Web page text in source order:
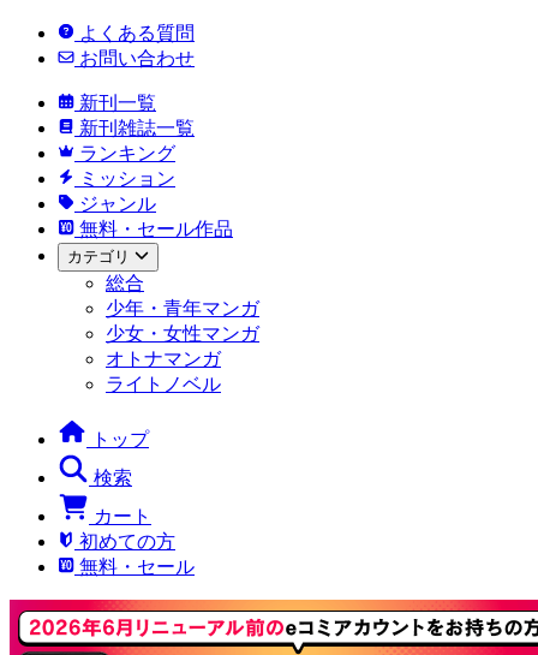
よくある質問
お問い合わせ
新刊一覧
新刊雑誌一覧
ランキング
ミッション
ジャンル
無料・セール作品
カテゴリ
総合
少年・青年マンガ
少女・女性マンガ
オトナマンガ
ライトノベル
トップ
検索
カート
初めての方
無料・セール